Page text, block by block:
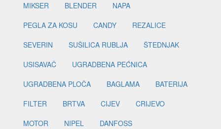
MIKSER
BLENDER
NAPA
PEGLA ZA KOSU
CANDY
REZALICE
SEVERIN
SUŠILICA RUBLJA
ŠTEDNJAK
USISAVAČ
UGRADBENA PEĆNICA
UGRADBENA PLOČA
BAGLAMA
BATERIJA
FILTER
BRTVA CIJEV
CRIJEVO
MOTOR
NIPEL
DANFOSS